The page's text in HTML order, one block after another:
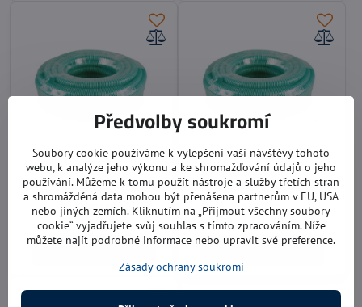
Sací hadice 5/4"
cena je uvedena za 1 metr
Skladem
95 Kč
Do košíku
Sací hadice 6/4"
cena je uvedena za 1 metr
Skladem
110 Kč
Do košíku
Předvolby soukromí
Soubory cookie používáme k vylepšení vaší návštěvy tohoto
webu, k analýze jeho výkonu a ke shromažďování údajů o jeho
používání. Můžeme k tomu použít nástroje a služby třetích stran
a shromážděná data mohou být přenášena partnerům v EU, USA
nebo jiných zemích. Kliknutím na „Přijmout všechny soubory
cookie“ vyjadřujete svůj souhlas s tímto zpracováním. Níže
můžete najít podrobné informace nebo upravit své preference.
Zásady ochrany soukromí